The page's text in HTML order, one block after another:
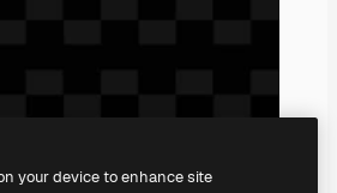
IA.your device to enhance site